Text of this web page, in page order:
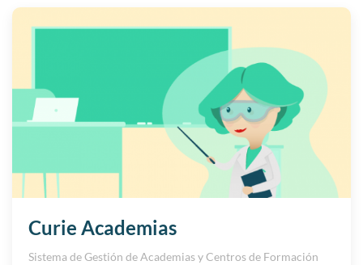
Curie Academias
Sistema de Gestión de Academias y Centros de Formación